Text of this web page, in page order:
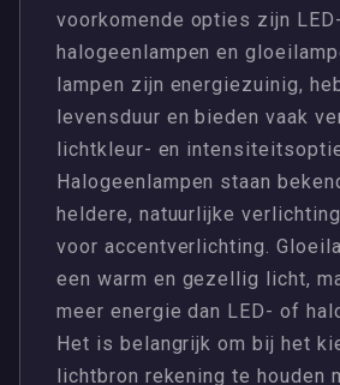
voorkomende opties zijn
halogeenlampen en
lampen zijn energiezuinig,
levensduur en bieden vaak
lichtkleur- en
Halogeenlampen staan
heldere, natuurlijke
voor accentverlichting.
een warm en gezellig licht,
meer energie dan LED- of
Het is belangrijk om bij het
lichtbron rekening te houden